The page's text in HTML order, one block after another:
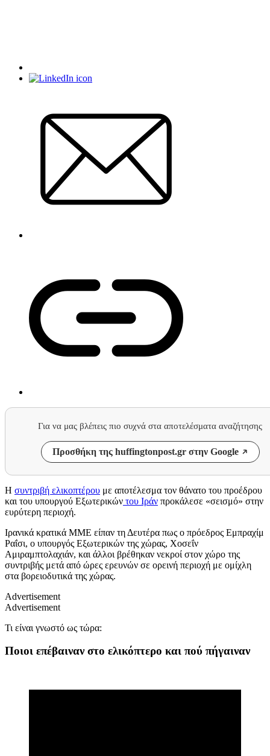
Για να μας βλέπεις πιο συχνά στα αποτελέσματα αναζήτησης
Προσθήκη της huffingtonpost.gr στην Google
Η συντριβή ελικοπτέρου με αποτέλεσμα τον θάνατο του προέδρου
και του υπουργού Εξωτερικών του Ιράν προκάλεσε «σεισμό» στην
ευρύτερη περιοχή.
Ιρανικά κρατικά ΜΜΕ είπαν τη Δευτέρα πως ο πρόεδρος Εμπραχίμ
Ραΐσι, ο υπουργός Εξωτερικών της χώρας, Χοσεΐν
Αμιραμπτολαχιάν, και άλλοι βρέθηκαν νεκροί στον χώρο της
συντριβής μετά από ώρες ερευνών σε ορεινή περιοχή με ομίχλη
στα βορειοδυτικά της χώρας.
Advertisement
Advertisement
Τι είναι γνωστό ως τώρα:
Ποιοι επέβαιναν στο ελικόπτερο και πού πήγαιναν